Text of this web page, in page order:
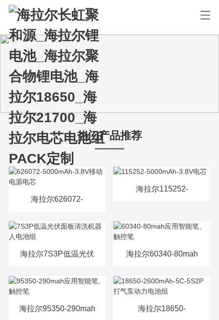
热门产品推荐
海拉尔626072-
海拉尔115252-
海拉尔7S3P低温光伏 海拉尔60340-80mah
海拉尔95350-290mah 海拉尔18650-